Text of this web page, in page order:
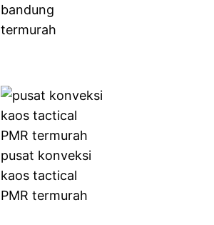
bandung
termurah
pusat konveksi
kaos tactical
PMR termurah